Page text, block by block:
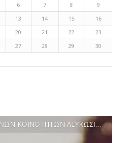
6 7 8
9
13 14 15
16
20 21 22
23
27 28 29
30
ΕΝΩΣΗ ΚΑΤΕΧΟΜΕΝΩΝ ΚΟΙΝΟΤΗΤΩΝ ΛΕΥΚΩΣΙΑΣ